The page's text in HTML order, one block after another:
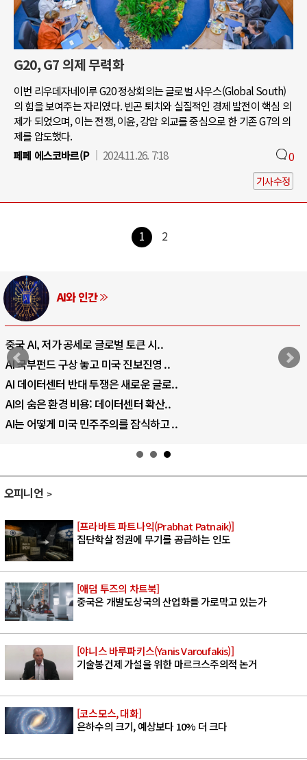
G20, G7 의제 무력화
이번 리우데자네이루 G20 정상회의는 글로벌 사우스(Global South)
의 힘을 보여주는 자리였다. 빈곤 퇴치와 실질적인 경제 발전이 핵심 의
제가 되었으며, 이는 전쟁, 이윤, 강압 외교를 중심으로 한 기존 G7의 의
제를 압도했다.
페페 에스코바르(P
2024.11.26. 7:18 0
기사수정
1 2
AI와 인간
중국 AI, 저가 공세로 글로벌 토큰 시..
AI 국부펀드 구상 놓고 미국 진보진영 ..
AI 데이터센터 반대 투쟁은 새로운 글로..
AI의 숨은 환경 비용: 데이터센터 확산..
AI는 어떻게 미국 민주주의를 잠식하고 ..
오피니언
[프라바트 파트나익(Prabhat Patnaik)]
집단학살 정권에 무기를 공급하는 인도
[애덤 투즈의 차트북]
중국은 개발도상국의 산업화를 가로막고 있는가
[야니스 바루파키스(Yanis Varoufakis)]
기술봉건제 가설을 위한 마르크스주의적 논거
[코스모스, 대화]
은하수의 크기, 예상보다 10% 더 크다